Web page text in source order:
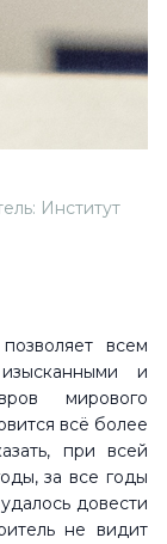
Институт
всем
и
мирового
всё более
при всей
за все годы
довести
не видит